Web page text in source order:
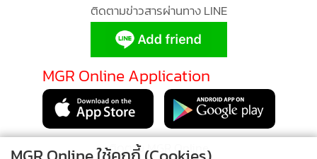
ติดตามข่าวสารผ่านทาง LINE
MGR Online Application
ติดตาม MGR Online